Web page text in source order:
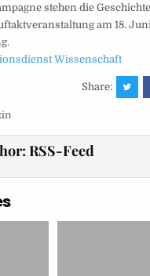
stehen die
am 18.
Wissenschaft
Share:
RSS-Feed